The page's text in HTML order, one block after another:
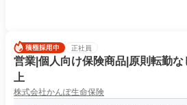
正社員
営業|個人向け保険商品|原則転勤
上
株式会社かんぽ生命保険